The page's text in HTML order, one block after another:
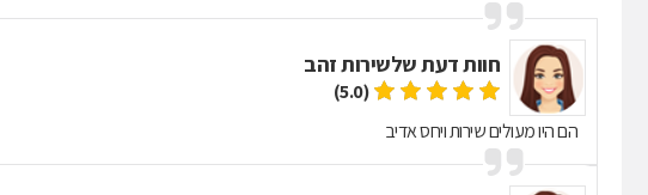
חוות דעת שלשירות זהב
(5.0)
הם היו מעולים שירות ויחס אדיב